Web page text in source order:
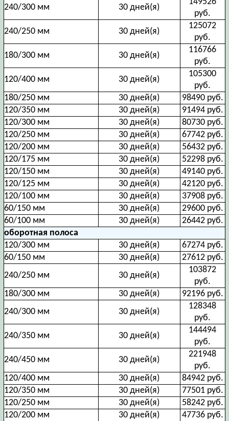
240/300 мм
30 дней(я)
руб.
240/250 мм
30 дней(я)
125072
руб.
180/300 мм
30 дней(я)
116766
руб.
120/400 мм
30 дней(я)
105300
руб.
180/250 мм
30 дней(я)
98490 руб.
120/350 мм
30 дней(я)
91494 руб.
120/300 мм
30 дней(я)
80730 руб.
120/250 мм
30 дней(я)
67742 руб.
120/200 мм
30 дней(я)
56432 руб.
120/175 мм
30 дней(я)
52298 руб.
120/150 мм
30 дней(я)
49140 руб.
120/125 мм
30 дней(я)
42120 руб.
120/100 мм
30 дней(я)
37908 руб.
60/150 мм
30 дней(я)
29600 руб.
60/100 мм
30 дней(я)
26442 руб.
оборотная полоса
120/300 мм
30 дней(я)
67274 руб.
60/150 мм
30 дней(я)
27612 руб.
240/250 мм
30 дней(я)
103872
руб.
180/300 мм
30 дней(я)
92196 руб.
240/300 мм
30 дней(я)
128348
руб.
240/350 мм
30 дней(я)
144494
руб.
240/450 мм
30 дней(я)
221948
руб.
120/400 мм
30 дней(я)
84942 руб.
120/350 мм
30 дней(я)
77501 руб.
120/250 мм
30 дней(я)
58242 руб.
120/200 мм
30 дней(я) 47736 руб.